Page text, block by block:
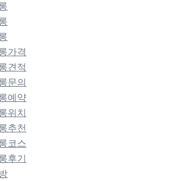
가격
견적
문의
예약
위치
추천
코스
후기